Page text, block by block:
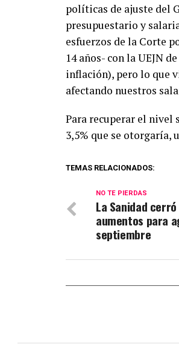
políticas de ajuste del
presupuestario y
esfuerzos de la Corte
14 años- con la UEJN
inflación), pero lo que
afectando nuestros
Para recuperar el nivel
3,5% que se otorgaría,
TEMAS RELACIONADOS:
NO TE PIERDAS
La Sanidad
aumentos para
septiembre